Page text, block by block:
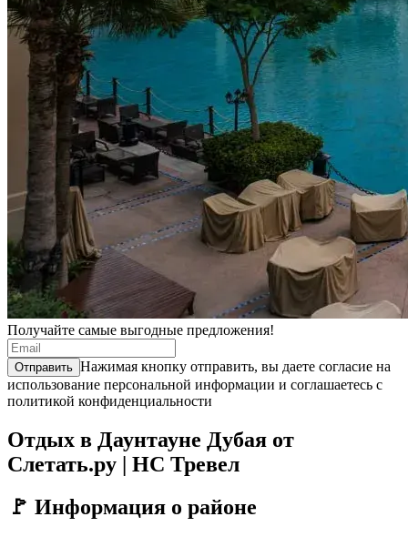
Получайте самые выгодные предложения!
Отправить Нажимая кнопку отправить, вы даете согласие на
использование персональной информации и соглашаетесь с
политикой конфиденциальности
Отдых в Даунтауне Дубая от
Слетать.ру | НС Тревел
🚩 Информация о районе